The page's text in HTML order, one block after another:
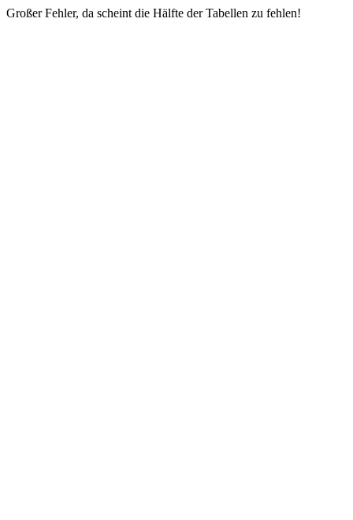
Großer Fehler, da scheint die Hälfte der Tabellen zu fehlen!